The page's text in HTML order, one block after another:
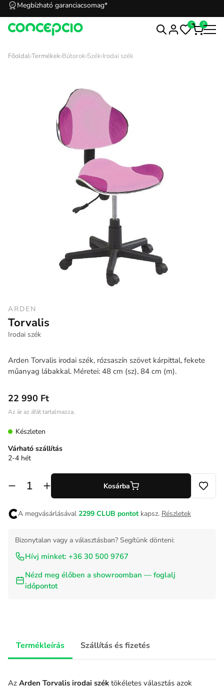
Megbízható garanciacsomag*
0 0
Főoldal›Termékek›Bútorok›Szék›Irodai szék
ARDEN
Torvalis
Irodai szék
Arden Torvalis irodai szék, rózsaszín szövet kárpittal, fekete
műanyag lábakkal. Méretei: 48 cm (sz), 84 cm (m).
22 990 Ft
Az ár az áfát tartalmazza.
Készleten
Várható szállítás
2-4 hét
Kosárba
A megvásárlásával 2299 CLUB pontot kapsz. Részletek
Bizonytalan vagy a választásban? Segítünk dönteni:
Hívj minket: +36 30 500 9767
Nézd meg élőben a showroomban — foglalj
időpontot
Termékleírás Szállítás és fizetés
Az Arden Torvalis irodai szék tökéletes választás azok